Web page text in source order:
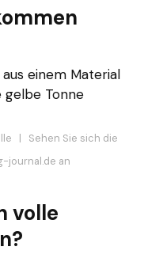
einem Material
gelbe Tonne
| Sehen Sie sich die
journal.de an
volle